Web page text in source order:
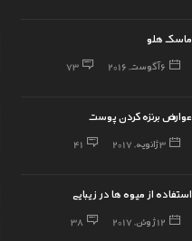
ماسک هلو
6 آگوست, 2016 73
عوارض برنزه کردن پوست
3 ژانویه, 2017 41
استفاده از میوه ها در زیبایی
12 ژوئن, 2017 38